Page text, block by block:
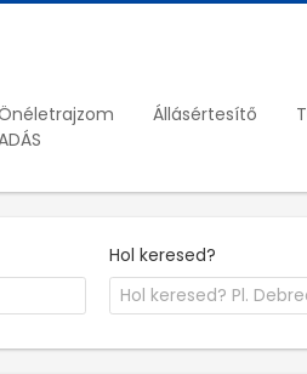
Állásértesítő
Hol keresed?